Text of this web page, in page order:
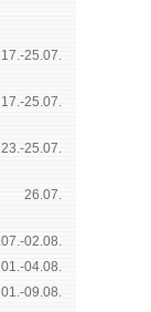
17.-25.07.
17.-25.07.
23.-25.07.
26.07.
02.08.
01.-04.08.
01.-09.08.